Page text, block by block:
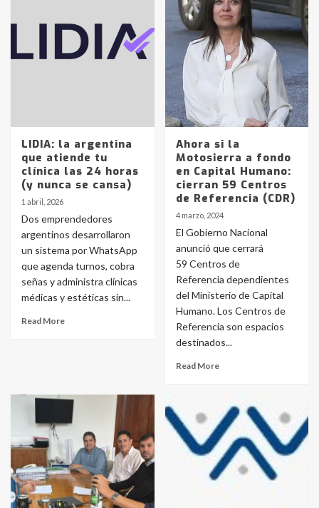
LIDIA: la argentina
que atiende tu
clínica las 24 horas
(y nunca se cansa)
1 abril, 2026
Dos emprendedores
argentinos desarrollaron
un sistema por WhatsApp
que agenda turnos, cobra
señas y administra clínicas
médicas y estéticas sin...
Read More
Ahora si la
Motosierra a fondo
en Capital Humano:
cierran 59 Centros
de Referencia (CDR)
4 marzo, 2024
El Gobierno Nacional
anunció que cerrará
59 Centros de
Referencia dependientes
del Ministerio de Capital
Humano. Los Centros de
Referencia son espacios
destinados...
Read More